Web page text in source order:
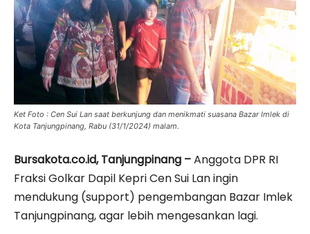
Ket Foto : Cen Sui Lan saat berkunjung dan menikmati suasana Bazar Imlek di
Kota Tanjungpinang, Rabu (31/1/2024) malam.
Bursakota.co.id, Tanjungpinang –Anggota DPR RI
Fraksi Golkar Dapil Kepri Cen Sui Lan ingin
mendukung (support) pengembangan Bazar Imlek
Tanjungpinang, agar lebih mengesankan lagi.